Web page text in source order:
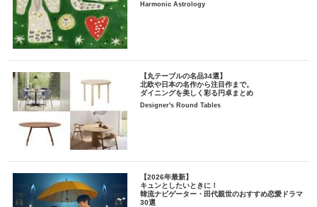
Harmonic Astrology
【丸テーブルの名品34選】
北欧や日本の名作から注目作まで。
ダイニングを美しく彩る円卓まとめ
Designer's Round Tables
【2026年最新】
キュンとしたいときに！
韓流ナビゲーター・田代親世のおすすめ恋愛ドラマ
30選